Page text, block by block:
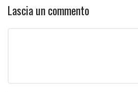
Lascia un commento